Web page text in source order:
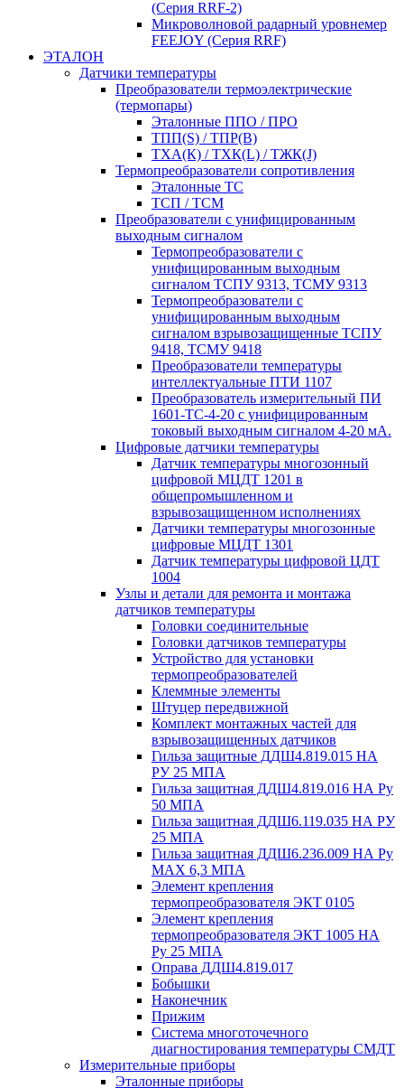
(Серия RRF-2)
Микроволновой радарный уровнемер
FEEJOY (Серия RRF)
ЭТАЛОН
Датчики температуры
Преобразователи термоэлектрические
(термопары)
Эталонные ППО / ПРО
ТПП(S) / ТПР(В)
ТХА(К) / ТХК(L) / ТЖК(J)
Термопреобразователи сопротивления
Эталонные ТС
ТСП / ТСМ
Преобразователи с унифицированным
выходным сигналом
Термопреобразователи с
унифицированным выходным
сигналом ТСПУ 9313, ТСМУ 9313
Термопреобразователи с
унифицированным выходным
сигналом взрывозащищенные ТСПУ
9418, ТСМУ 9418
Преобразователи температуры
интеллектуальные ПТИ 1107
Преобразователь измерительный ПИ
1601-ТС-4-20 с унифицированным
токовый выходным сигналом 4-20 мА.
Цифровые датчики температуры
Датчик температуры многозонный
цифровой МЦДТ 1201 в
общепромышленном и
взрывозащищенном исполнениях
Датчики температуры многозонные
цифровые МЦДТ 1301
Датчик температуры цифровой ЦДТ
1004
Узлы и детали для ремонта и монтажа
датчиков температуры
Головки соединительные
Головки датчиков температуры
Устройство для установки
термопреобразователей
Клеммные элементы
Штуцер передвижной
Комплект монтажных частей для
взрывозащищенных датчиков
Гильза защитные ДДШ4.819.015 НА
РУ 25 МПА
Гильза защитная ДДШ4.819.016 НА Ру
50 МПА
Гильза защитная ДДШ6.119.035 НА РУ
25 МПА
Гильза защитная ДДШ6.236.009 НА Ру
MAX 6,3 МПА
Элемент крепления
термопреобразователя ЭКТ 0105
Элемент крепления
термопреобразователя ЭКТ 1005 НА
Ру 25 МПА
Оправа ДДШ4.819.017
Бобышки
Наконечник
Прижим
Система многоточечного
диагностирования температуры СМДТ
Измерительные приборы
Эталонные приборы